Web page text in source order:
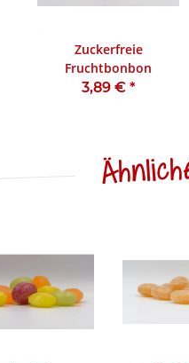
Zuckerfreie
Fruchtbonbon
3,89 € *